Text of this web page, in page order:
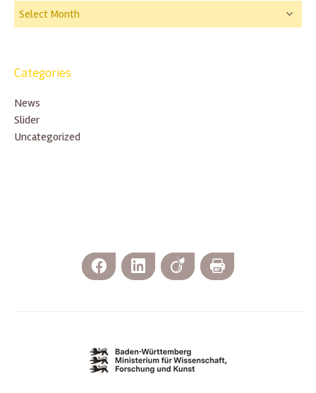
Categories
News
Slider
Uncategorized
Facebook LinkedIn Viadeo